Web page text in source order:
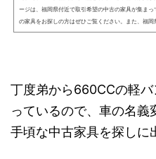
ージは、福岡県付近で取引希望の中古の家具が集ま
の家具をお探しの方はぜひご覧ください。また、福
に出品できます。
丁度弟から660CCの軽
っているので、車の名義
手頃な中古家具を探しに